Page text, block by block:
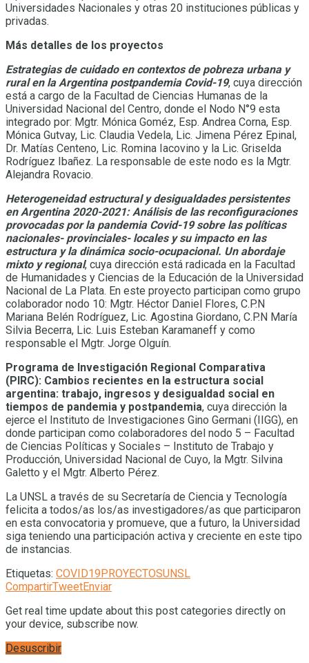
Universidades Nacionales y otras 20 instituciones públicas y
privadas.
Más detalles de los proyectos
Estrategias de cuidado en contextos de pobreza urbana y
rural en la Argentina postpandemia Covid-19, cuya dirección
está a cargo de la Facultad de Ciencias Humanas de la
Universidad Nacional del Centro, donde el Nodo N°9 esta
integrado por: Mgtr. Mónica Goméz, Esp. Andrea Corna, Esp.
Mónica Gutvay, Lic. Claudia Vedela, Lic. Jimena Pérez Epinal,
Dr. Matías Centeno, Lic. Romina Iacovino y la Lic. Griselda
Rodríguez Ibañez. La responsable de este nodo es la Mgtr.
Alejandra Rovacio.
Heterogeneidad estructural y desigualdades persistentes
en Argentina 2020-2021: Análisis de las reconfiguraciones
provocadas por la pandemia Covid-19 sobre las políticas
nacionales- provinciales- locales y su impacto en las
estructura y la dinámica socio-ocupacional. Un abordaje
mixto y regional, cuya dirección está radicada en la Facultad
de Humanidades y Ciencias de la Educación de la Universidad
Nacional de La Plata. En este proyecto participan como grupo
colaborador nodo 10: Mgtr. Héctor Daniel Flores, C.P.N
Mariana Belén Rodríguez, Lic. Agostina Giordano, C.P.N María
Silvia Becerra, Lic. Luis Esteban Karamaneff y como
responsable el Mgtr. Jorge Olguín.
Programa de Investigación Regional Comparativa
(PIRC): Cambios recientes en la estructura social
argentina: trabajo, ingresos y desigualdad social en
tiempos de pandemia y postpandemia, cuya dirección la
ejerce el Instituto de Investigaciones Gino Germani (IIGG), en
donde participan como colaboradores del nodo 5 – Facultad
de Ciencias Políticas y Sociales – Instituto de Trabajo y
Producción, Universidad Nacional de Cuyo, la Mgtr. Silvina
Galetto y el Mgtr. Alberto Pérez.
La UNSL a través de su Secretaría de Ciencia y Tecnología
felicita a todos/as los/as investigadores/as que participaron
en esta convocatoria y promueve, que a futuro, la Universidad
siga teniendo una participación activa y creciente en este tipo
de instancias.
Etiquetas: COVID19PROYECTOSUNSL
CompartirTweetEnviar
Get real time update about this post categories directly on
your device, subscribe now.
Desuscribir